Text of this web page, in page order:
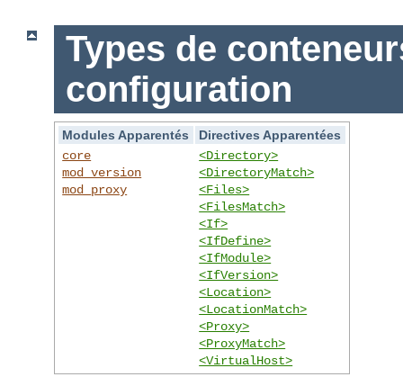
Types de
configuration
Modules Apparentés
Directives Apparentées
core
mod_version
mod_proxy
<Directory>
<DirectoryMatch>
<Files>
<FilesMatch>
<If>
<IfDefine>
<IfModule>
<IfVersion>
<Location>
<LocationMatch>
<Proxy>
<ProxyMatch>
<VirtualHost>